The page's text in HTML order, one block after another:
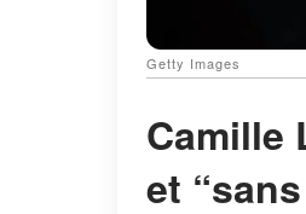
Getty Images
Camille
et